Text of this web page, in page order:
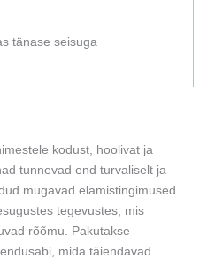
tänase seisuga
kodust, hoolivat ja
tunnevad end turvaliselt ja
mugavad elamistingimused
tegevustes, mis
rõõmu. Pakutakse
mida täiendavad